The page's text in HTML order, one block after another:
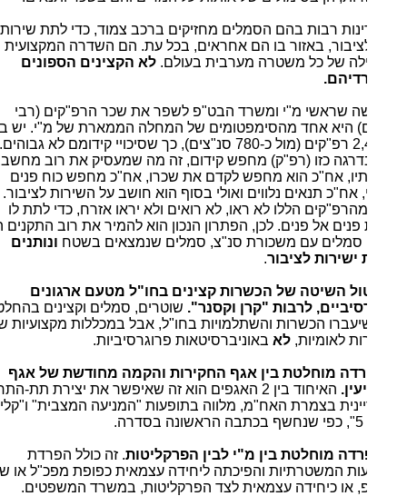
רבות בהם הסמלים מחזיקים ברכב צמוד, כדי לתת שירות
באזור בו הם אחראים, בכל עת. הם השדרה המקצועית
של כל משטרה מערבית בעולם.לא הקצינים הספונים
שראשי מ"י ומשרד הבט"פ לשפר את שכר הרפ"קים (רבי
היא אחד מהסימפטומים של המחלה הממארת של מ"י. יש במ"י
כ-2,400 רפ"קים (מול כ-780 סנ"צים), כך שסיכויי קידומם לא גבוהים.
כזו (רפ"ק) מחפש קידום, זה מה שמעסיק את רוב מחשבותיו
אח"כ הוא מחפש לקדם את שכרו, אח"כ מחפש כוח פנים
אח"כ תנאים נלווים ואולי בסוף הוא חושב על השירות לציבור.
מהרפ"קים הללו לא ראו, לא רואים ולא יראו אזרח, כדי לתת לו
פנים אל פנים. לכן, הפתרון הנכון הוא להמיר את רוב התקנים הללו
סמלים עם משכורת סנ"צ, סמלים שנמצאים בשטחונותנים
ישירות לציבור.
השיטה של הכשרות קצינים בחו"ל מטעם ארגונים
לרבות "קרן וקסנר".שוטרים, סמלים וקצינים בהחלט
הכשרות והשתלמויות בחו"ל, אבל במכללות מקצועיות של
לאומיות,לאבאוניברסיטאות פרוגרסיביות.
מוחלטת בין אגף החקירות והקמה מחודשת של אגף
האיחוד בין 2 האגפים הוא זה שאיפשר את יצירת תת-התרבות
בצמרת האח"מ, מלווה בתופעות "המניעה המצבית" ו"קליקת
מוחלטת בין מ"י לבין הפרקליטות. זה כולל הפרדת
המשטרתיות והפיכתה ליחידה עצמאית כפופת מפכ"ל או שר
או כיחידה עצמאית לצד הפרקליטות, במשרד המשפטים.